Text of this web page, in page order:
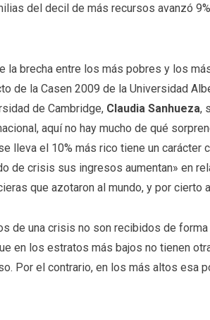
del decil de más recursos avanzó
la brecha entre los más pobres y los
de la Casen 2009 de la Universidad
de Cambridge, Claudia Sanhueza,
aquí no hay mucho de qué
lleva el 10% más rico tiene un carácter
de crisis sus ingresos aumentan» en
que azotaron al mundo, y por cierto
de una crisis no son recibidos de
en los estratos más bajos no tienen
Por el contrario, en los más altos esa